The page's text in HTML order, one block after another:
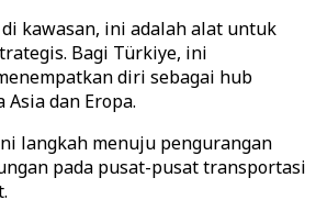
kawasan, ini adalah alat untuk
Bagi Türkiye, ini
diri sebagai hub
dan Eropa.
langkah menuju pengurangan
pada pusat-pusat transportasi